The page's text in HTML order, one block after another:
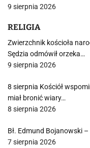
9 sierpnia 2026
RELIGIA
Zwierzchnik kościoła
Sędzia odmówił orzeka…
9 sierpnia 2026
8 sierpnia Kościół
miał bronić wiary…
8 sierpnia 2026
Bł. Edmund Bojanowski
7 sierpnia 2026